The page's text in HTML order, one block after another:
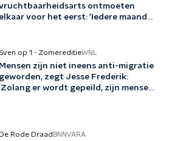
ontmoeten
elkaar voor het eerst: 'Iedere maand
Sven op 1 - ZomereditieWNL
Mensen zijn niet ineens anti-migratie
geworden, zegt Jesse Frederik:
er wordt gepeild, zijn mensen
De Rode Draad BNNVARA